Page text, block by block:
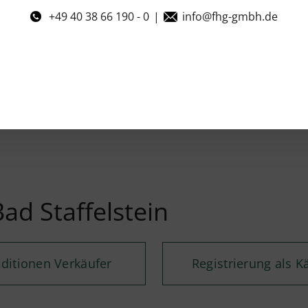
+49 40 38 66 190 - 0 | info@fhg-gmbh.de
Staffelstein
Verkäufer Registrierung als